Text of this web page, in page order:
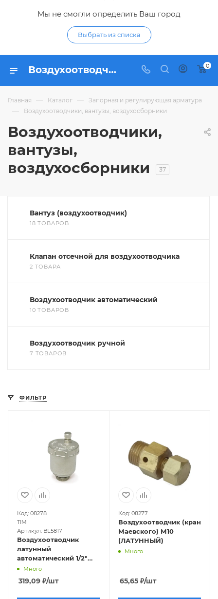
Мы не смогли определить Ваш город
Выбрать из списка
Воздухоотводчики, вантузы, воздухосборники - купить в Курске | воздухоотводчики, вантузы, воздухосборники по низким ценам с доставкой в интернет-магазине Гидропромтехника 0
Главная — Каталог — Запорная и регулирующая арматура
— Воздухоотводчики, вантузы, воздухосборники
Воздухоотводчики,
вантузы,
воздухосборники
37
Вантуз (воздухоотводчик)
18 ТОВАРОВ
Клапан отсечной для воздухоотводчика
2 ТОВАРА
Воздухоотводчик автоматический
10 ТОВАРОВ
Воздухоотводчик ручной
7 ТОВАРОВ
ФИЛЬТР
Код: 08278
TIM
Артикул: BL5817
Воздухоотводчик
латунный
автоматический 1/2"
(хромированный)
Много
319,09 ₽/шт
Код: 08277
Воздухоотводчик (кран
Маевского) М10
(ЛАТУННЫЙ)
Много
65,65₽/шт